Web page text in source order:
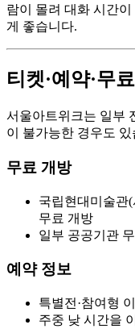
람이 몰려 대화 시간
게 좋습니다.
티켓·예약·무
서울아트위크는 일부
이 불가능한 경우도 있
무료 개방
국립현대미술관(
무료 개방
일부 공공기관
예약 정보
특별전·참여형
주중 낮 시간을